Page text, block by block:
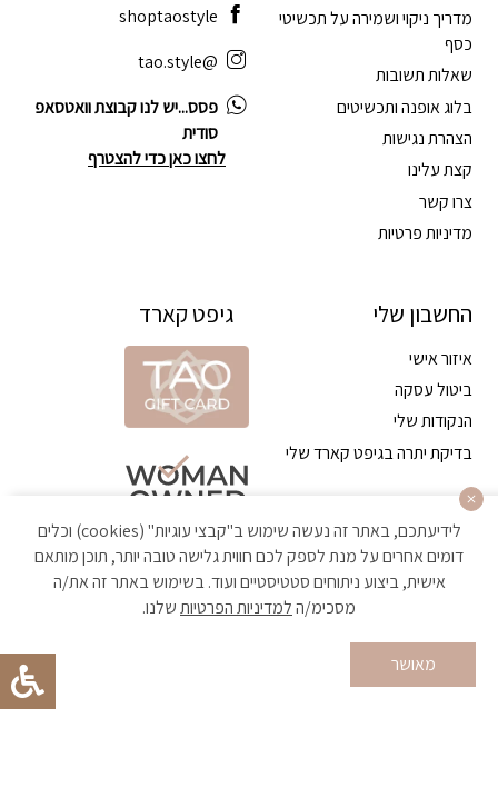
מדריך ניקוי ושמירה על תכשיטי
כסף
שאלות תשובות
בלוג אופנה ותכשיטים
הצהרת נגישות
קצת עלינו
צרו קשר
מדיניות פרטיות
החשבון שלי
איזור אישי
ביטול עסקה
הנקודות שלי
בדיקת יתרה בגיפט קארד שלי
shoptaostyle
@tao.style
פסס...יש לנו קבוצת וואטסאפ
סודית
לחצו כאן כדי להצטרף
גיפט קארד
הקניה באתר מאובטחת ועומדת בתקן האבטחה הגבוה ביותר
לידיעתכם, באתר זה נעשה שימוש ב"קבצי עוגיות" (cookies) וכלים
דומים אחרים על מנת לספק לכם חווית גלישה טובה יותר, תוכן מותאם
אישית, ביצוע ניתוחים סטטיסטיים ועוד. בשימוש באתר זה את/ה
מסכימ/הלמדיניות הפרטיותשלנו.
מאושר